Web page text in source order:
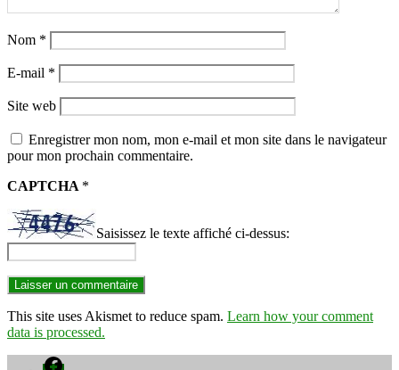
Nom *
E-mail *
Site web
Enregistrer mon nom, mon e-mail et mon site dans le navigateur
pour mon prochain commentaire.
CAPTCHA *
Saisissez le texte affiché ci-dessus:
This site uses Akismet to reduce spam. Learn how your comment
data is processed.
Facebook